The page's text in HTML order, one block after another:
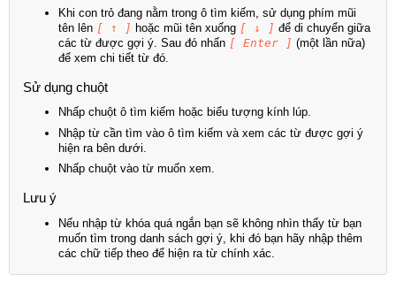
Khi con trỏ đang nằm trong ô tìm kiếm, sử dụng phím mũi
tên lên [ ↑ ] hoặc mũi tên xuống [ ↓ ] để di chuyển giữa
các từ được gợi ý. Sau đó nhấn [ Enter ] (một lần nữa)
để xem chi tiết từ đó.
Sử dụng chuột
Nhấp chuột ô tìm kiếm hoặc biểu tượng kính lúp.
Nhập từ cần tìm vào ô tìm kiếm và xem các từ được gợi ý
hiện ra bên dưới.
Nhấp chuột vào từ muốn xem.
Lưu ý
Nếu nhập từ khóa quá ngắn bạn sẽ không nhìn thấy từ bạn
muốn tìm trong danh sách gợi ý, khi đó bạn hãy nhập thêm
các chữ tiếp theo để hiện ra từ chính xác.